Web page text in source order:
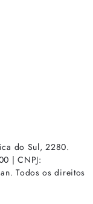
do Sul, 2280.
| CNPJ:
Todos os direitos